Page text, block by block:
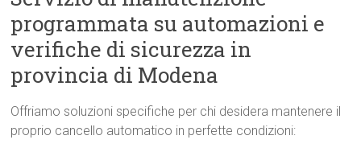
programmata su automazioni e
verifiche di sicurezza in
provincia di Modena
Offriamo soluzioni specifiche per chi desidera mantenere il
proprio cancello automatico in perfette condizioni: